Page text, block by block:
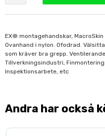
EX® montagehandskar,
Ovanhand i nylon. Ofodrad.
som kräver bra grepp.
Tillverkningsindustri,
Inspektionsarbete, etc
Andra har också